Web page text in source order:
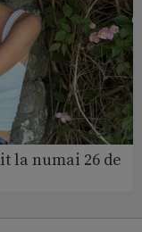
la numai 26 de